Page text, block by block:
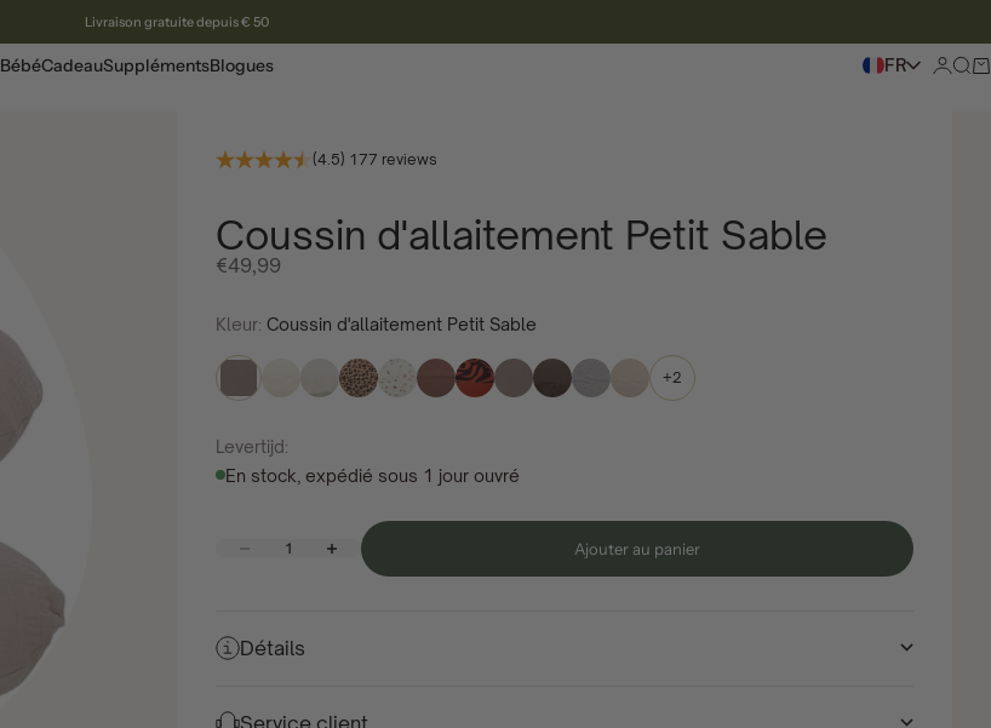
Livraison gratuite depuis € 50
BébéCadeauSupplémentsBlogues FR Se
(4.5) 177 reviews
Coussin d'allaitement Petit Sable
Prix ​​de l'offre
€49,99
Kleur: Coussin d'allaitement Petit Sable
+2
Levertijd:
En stock, expédié sous 1 jour ouvré
Diminuer la quantitéAugmenter la quantité Ajouter au panier
Détails
Service client